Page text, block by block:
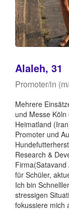
Alaleh, 31
Promoter/in
Mehrere
und Messe
Heimatland
Promoter und
Research &
für Schüler,
Ich bin
stressigen
fokussiere mich